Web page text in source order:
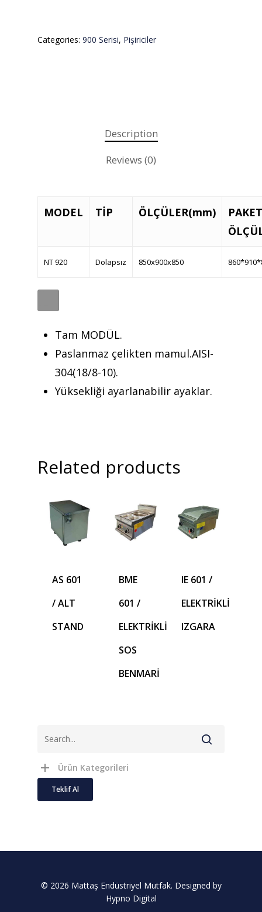
Categories: 900 Serisi, Pişiriciler
Description
Reviews (0)
MODEL TİP ÖLÇÜLER(mm)
PAKET
NT 920 Dolapsız 850x900x850
Tam MODÜL.
Paslanmaz çelikten mamul.AISI-
304(18/8-10).
Yüksekliği ayarlanabilir ayaklar.
Related products
AS 601
/ ALT
STAND
BME
601 /
ELEKTRİKLİ
SOS
BENMARİ
IE 601 /
ELEKTRİKLİ
IZGARA
Ürün Kategorileri
Teklif Al
© 2026 Mattaş Endüstriyel Mutfak. Designed by
Hypno Digital
Kurumsal
Mattaş Medikal